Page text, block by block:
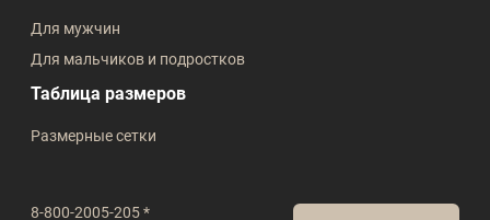
8-800-2005-205 *
Для мужчин
Для мальчиков и подростков
Таблица размеров
Размерные сетки